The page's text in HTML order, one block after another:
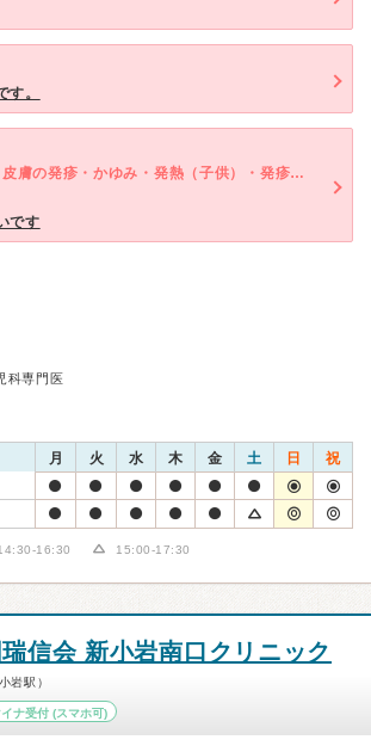
す。
吐き気・嘔吐・皮膚の発疹・かゆみ・発熱（子供）・発疹（子供）・咳・呼吸困難（子供）・下痢（子供）
です
科専門医
月 火 水 木 金 土 日 祝
16:30 15:00-17:30
信会 新小岩南口クリニック
岩駅）
イナ受付(スマホ可)